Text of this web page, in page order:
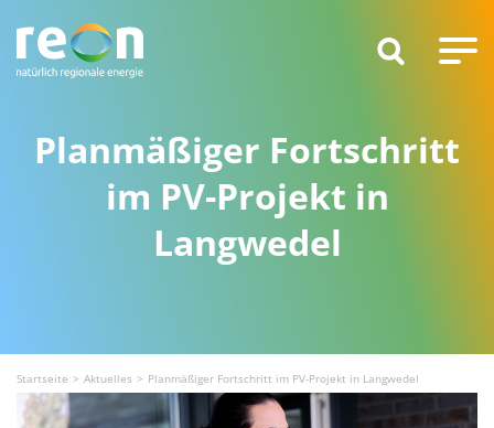
Planmäßiger Fortschritt
im PV-Projekt in
Langwedel
Startseite Aktuelles Planmäßiger Fortschritt im PV-Projekt in Langwedel